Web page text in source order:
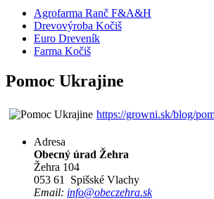
Agrofarma Ranč F&A&H
Drevovýroba Kočiš
Euro Dreveník
Farma Kočiš
Pomoc Ukrajine
https://growni.sk/blog/
Adresa
Obecný úrad Žehra
Žehra 104
053 61 Spišské Vlachy
Email: info@obeczehra.sk